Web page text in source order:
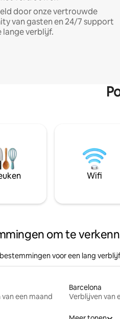
door onze vertrouwde
van gasten en 24/7 support
lange verblijf.
Wifi
om te
voor een lang verblijf
een maand
Barcelona
Verblijven van